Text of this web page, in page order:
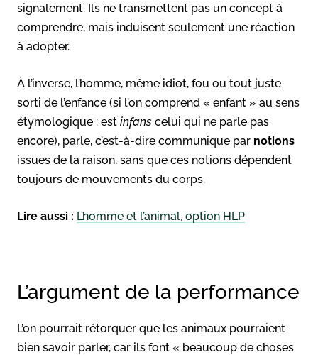
signalement. Ils ne transmettent pas un concept à
comprendre, mais induisent seulement une réaction
à adopter.
À l’inverse, l’homme, même idiot, fou ou tout juste
sorti de l’enfance (si l’on comprend « enfant » au sens
étymologique : est infans celui qui ne parle pas
encore), parle, c’est-à-dire communique par notions
issues de la raison, sans que ces notions dépendent
toujours de mouvements du corps.
Lire aussi : L’homme et l’animal, option HLP
L’argument de la performance
L’on pourrait rétorquer que les animaux pourraient
bien savoir parler, car ils font « beaucoup de choses